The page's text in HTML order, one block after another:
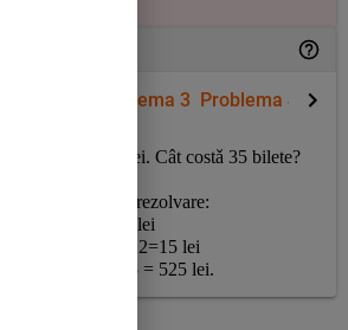
Problema 3 Problema 4
costǎ 180 lei. Cât costǎ 35 bilete?
schemǎ de rezolvare:
180 lei
180:12=15 lei
35·15 = 525 lei.